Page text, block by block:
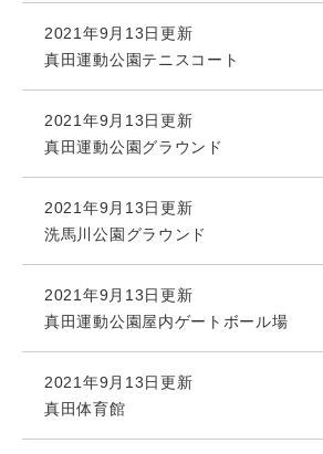
2021年9月13日更新
真田運動公園テニスコート
2021年9月13日更新
真田運動公園グラウンド
2021年9月13日更新
洗馬川公園グラウンド
2021年9月13日更新
真田運動公園屋内ゲートボール場
2021年9月13日更新
真田体育館